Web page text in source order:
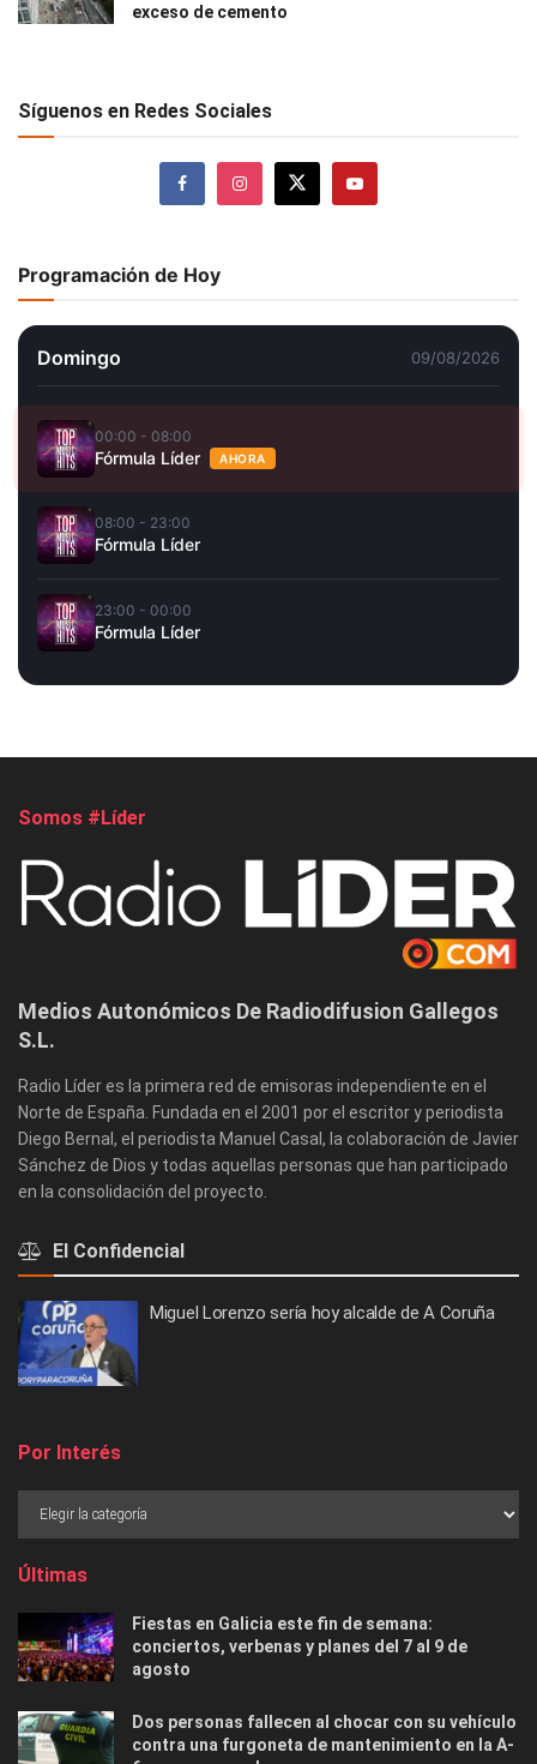
exceso de cemento
Síguenos en Redes Sociales
Programación de Hoy
Domingo 09/08/2026
00:00 - 08:00
Fórmula Líder AHORA
08:00 - 23:00
Fórmula Líder
23:00 - 00:00
Fórmula Líder
Somos #Líder
Medios Autonómicos De Radiodifusion Gallegos
S.L.
Radio Líder es la primera red de emisoras independiente en el
Norte de España. Fundada en el 2001 por el escritor y periodista
Diego Bernal, el periodista Manuel Casal, la colaboración de Javier
Sánchez de Dios y todas aquellas personas que han participado
en la consolidación del proyecto.
El Confidencial
Miguel Lorenzo sería hoy alcalde de A Coruña
Por Interés
Últimas
Fiestas en Galicia este fin de semana:
conciertos, verbenas y planes del 7 al 9 de
agosto
Dos personas fallecen al chocar con su vehículo
contra una furgoneta de mantenimiento en la A-